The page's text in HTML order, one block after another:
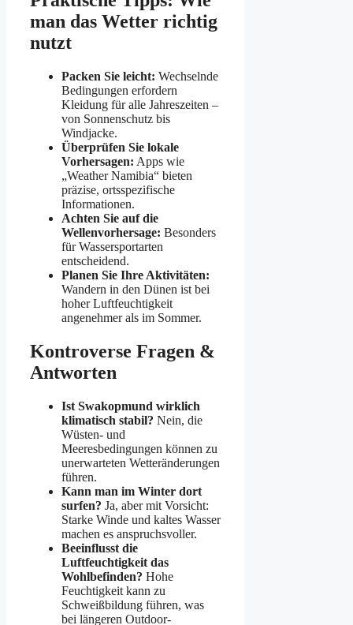
man das Wetter richtig
nutzt
Packen Sie leicht: Wechselnde
Bedingungen erfordern
Kleidung für alle Jahreszeiten –
von Sonnenschutz bis
Windjacke.
Überprüfen Sie lokale
Vorhersagen: Apps wie
„Weather Namibia“ bieten
präzise, ortsspezifische
Informationen.
Achten Sie auf die
Wellenvorhersage: Besonders
für Wassersportarten
entscheidend.
Planen Sie Ihre Aktivitäten:
Wandern in den Dünen ist bei
hoher Luftfeuchtigkeit
angenehmer als im Sommer.
Kontroverse Fragen &
Antworten
Ist Swakopmund wirklich
klimatisch stabil? Nein, die
Wüsten- und
Meeresbedingungen können zu
unerwarteten Wetteränderungen
führen.
Kann man im Winter dort
surfen? Ja, aber mit Vorsicht:
Starke Winde und kaltes Wasser
machen es anspruchsvoller.
Beeinflusst die
Luftfeuchtigkeit das
Wohlbefinden? Hohe
Feuchtigkeit kann zu
Schweißbildung führen, was
bei längeren Outdoor-